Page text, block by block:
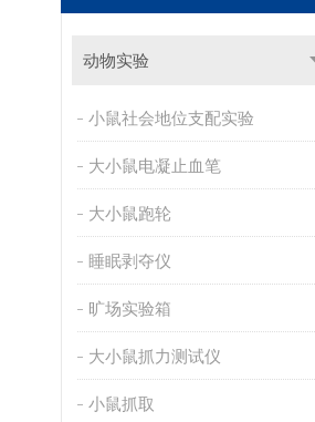
动物实验
小鼠社会地位支配实验
大小鼠电凝止血笔
大小鼠跑轮
睡眠剥夺仪
旷场实验箱
大小鼠抓力测试仪
小鼠抓取